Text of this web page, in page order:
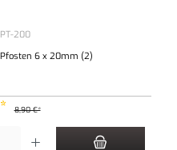
200
6 x 20mm (2)
8,90 €*